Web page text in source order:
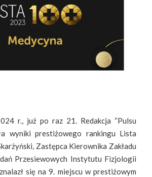
r., już po raz 21. Redakcja “Pulsu
wyniki prestiżowego rankingu Lista
Zastępca Kierownika Zakładu
Przesiewowych Instytutu Fizjologii
się na 9. miejscu w prestiżowym